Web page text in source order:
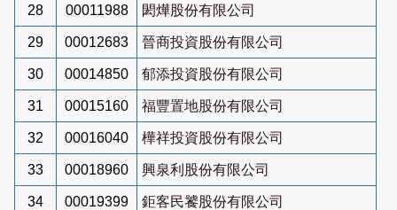
28 00011988 閎燁股份有限公司
29 00012683 晉商投資股份有限公司
30 00014850 郁添投資股份有限公司
31 00015160 福豐置地股份有限公司
32 00016040 樺祥投資股份有限公司
33 00018960 興泉利股份有限公司
34 00019399 鉅客民饕股份有限公司